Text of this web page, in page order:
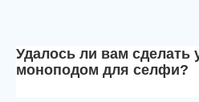
Удалось ли вам сделать
моноподом для селфи?